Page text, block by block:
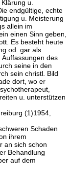
u.
endgültige, echte
u. Meisterung
allein im
einen Sinn geben,
Es besteht heute
od. gar als
des
seine in den
sein christl. Bild
dort, wo er
u. unterstützen
(1)1954,
Schaden
ihrem
an sich schon
Behandlung
auf dem